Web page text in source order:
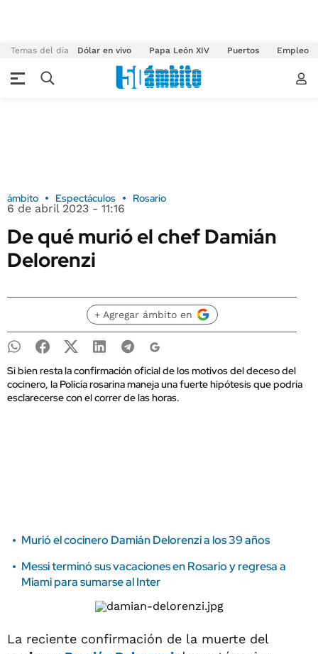
Temas del día Dólar en vivo Papa León XIV Puertos Empleo
ámbito Espectáculos Rosario
6 de abril 2023 - 11:16
De qué murió el chef Damián
Delorenzi
+ Agregar ámbito en
Si bien resta la confirmación oficial de los motivos del deceso del
cocinero, la Policía rosarina maneja una fuerte hipótesis que podría
esclarecerse con el correr de las horas.
Murió el cocinero Damián Delorenzi a los 39 años
Messi terminó sus vacaciones en Rosario y regresa a
Miami para sumarse al Inter
La reciente confirmación de la muerte del